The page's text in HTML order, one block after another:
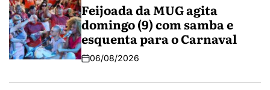
Feijoada da MUG agita
domingo (9) com samba e
esquenta para o Carnaval
06/08/2026